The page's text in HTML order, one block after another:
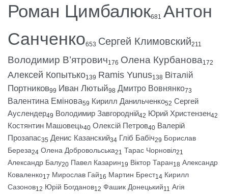
Роман Цимбалюк681 Антон
Санченко653 Сергей Климовский211
Володимир В’ятрович176 Олена Курбанова172
Алексей Копытько139 Ramis Yunus138 Віталій
Портников99 Иван Лютый98 Дмитро Вовнянко73
Валентина Емінова59 Кирилл Данильченко52 Сергей
Ауслендер49 Володимир Завгородній42 Юрий Христензен42
Костянтин Машовець40 Олексій Петров40 Валерій
Прозапас35 Денис Казанский34 Гліб Бабіч29 Борислав
Береза24 Олена Добровольська21 Тарас Чорновіл21
Александр Балу20 Павел Казарин19 Віктор Таран18 Александр
Коваленко17 Мирослав Гай16 Мартин Брест14 Кирилл
Сазонов12 Юрій Богданов12 Фашик Донецький11 Агія